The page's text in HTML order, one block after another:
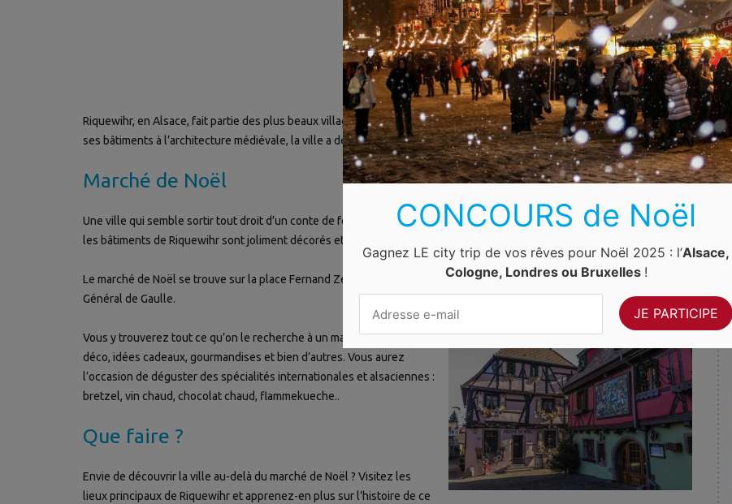
Riquewihr, en Alsace, fait partie des plus beaux villages de France. Avec ses maisons à colombage aux couleurs pastel et
ses bâtiments à l’architecture médiévale, la ville a des allures de conte de fées.
Marché de Noël
Une ville qui semble sortir tout droit d’un conte de fées est encore plus magique à Noël. Pendant les fêtes de fin d’année,
les bâtiments de Riquewihr sont joliment décorés et illuminés. L’atmosphère est absolument magique !
Le marché de Noël se trouve sur la place Fernand Zeyer et l’esplanade des Remparts. Le week-end, il s’étend sur la rue
Général de Gaulle.
Vous y trouverez tout ce qu’on le recherche à un marché de Noël :
déco, idées cadeaux, gourmandises et bien d’autres. Vous aurez
l’occasion de déguster des spécialités internationales et alsaciennes :
bretzel, vin chaud, chocolat chaud, flammekueche..
Que faire ?
Envie de découvrir la ville au-delà du marché de Noël ? Visitez les
lieux principaux de Riquewihr et apprenez-en plus sur l’histoire de ce
CONCOURS de Noël
Gagnez LE city trip de vos rêves pour Noël 2025 : l’Alsace,
Cologne, Londres ou Bruxelles !